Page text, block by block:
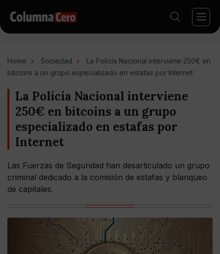
Home Sociedad
La Policía Nacional interviene 250€ en
bitcoins a un grupo especializado en estafas por Internet
La Policía Nacional interviene
250€ en bitcoins a un grupo
especializado en estafas por
Internet
Las Fuerzas de Seguridad han desarticulado un grupo
criminal dedicado a la comisión de estafas y blanqueo
de capitales.